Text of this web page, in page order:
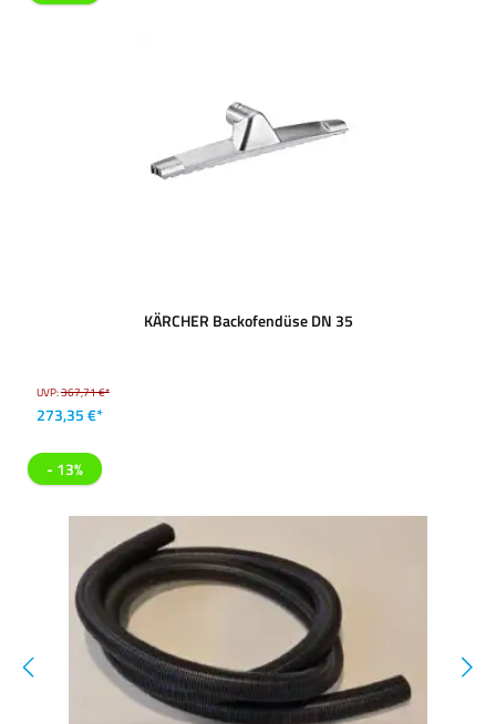
KÄRCHER Backofendüse DN 35
UVP:367,71 €*
273,35 €*
- 13%